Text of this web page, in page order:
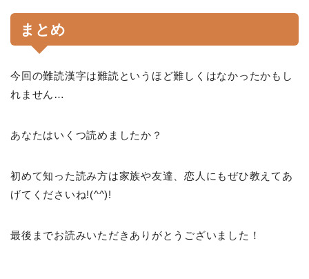
まとめ
今回の難読漢字は難読というほど難しくはなかったかもし
れません…
あなたはいくつ読めましたか？
初めて知った読み方は家族や友達、恋人にもぜひ教えてあ
げてくださいね!(^^)!
最後までお読みいただきありがとうございました！